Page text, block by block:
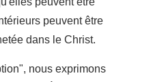
peuvent être
dans le Christ.
nous exprimons